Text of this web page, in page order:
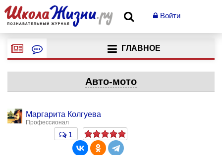
Войти
ГЛАВНОЕ
Авто-мото
Маргарита Колгуева
Профессионал
1